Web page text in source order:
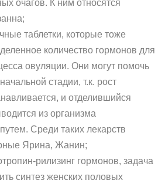
очагов. К ним относятся
таблетки, которые тоже
количество гормонов для
овуляции. Они могут помочь
стадии, т.к. рост
и отделившийся
из организма
Среди таких лекарств
Ярина, Жанин;
рилизинг гормонов, задача
синтез женских половых